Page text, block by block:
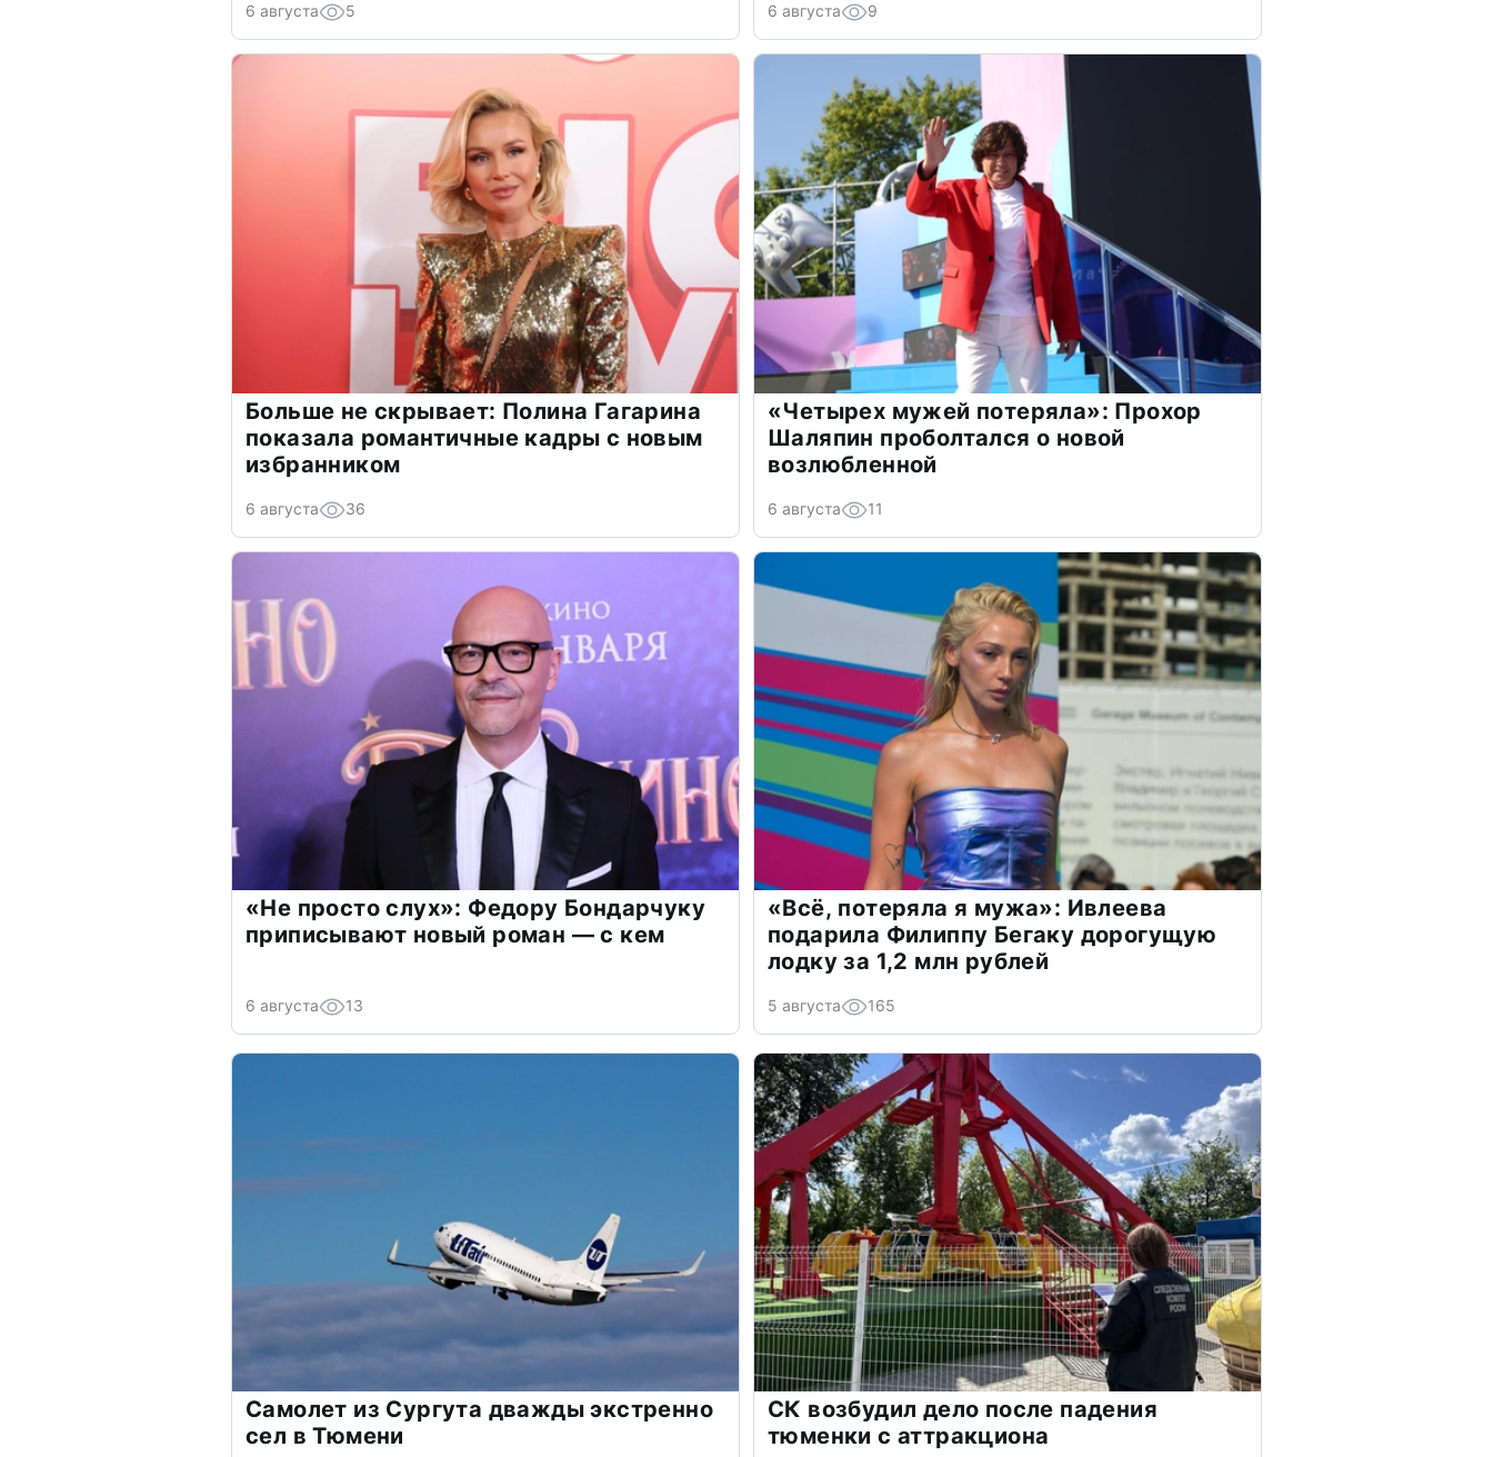
6 августа 5 6 августа 9
Больше не скрывает: Полина Гагарина
показала романтичные кадры с новым
избранником
6 августа 36
«Четырех мужей потеряла»: Прохор
Шаляпин проболтался о новой
возлюбленной
6 августа 11
«Не просто слух»: Федору Бондарчуку
приписывают новый роман — с кем
6 августа 13
«Всё, потеряла я мужа»: Ивлеева
подарила Филиппу Бегаку дорогущую
лодку за 1,2 млн рублей
5 августа 165
Самолет из Сургута дважды экстренно
сел в Тюмени
СК возбудил дело после падения
тюменки с аттракциона